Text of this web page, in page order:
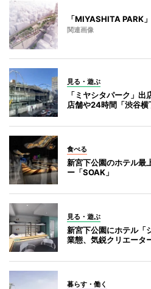
「MIYASHITA PARK
関連画像
見る・遊ぶ
「ミヤシタパーク」
店舗や24時間「渋谷横
食べる
新宮下公園のホテル最
ー「SOAK」
見る・遊ぶ
新宮下公園にホテル「
業態、気鋭クリエータ
暮らす・働く